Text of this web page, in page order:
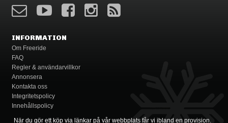
INFORMATION
Om Freeride
FAQ
Regler & användarvillkor
Annonsera
Kontakta oss
Integritetspolicy
Innehållspolicy
När du gör ett köp via länkar på vår webbplats får vi ibland en provision.